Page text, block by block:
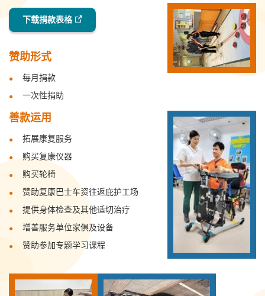
下载捐款表格
赞助形式
每月捐款
一次性捐助
善款运用
拓展康复服务
购买复康仪器
购买轮椅
赞助复康巴士车资往返庇护工场
提供身体检查及其他适切治疗
增善服务单位家俱及设备
赞助参加专题学习课程